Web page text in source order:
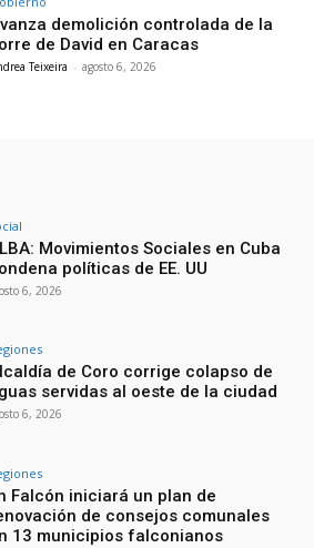
demolición controlada de la
de David en Caracas
Teixeira - agosto 6, 2026
Movimientos Sociales en Cuba
políticas de EE. UU
6, 2026
de Coro corrige colapso de
servidas al oeste de la ciudad
6, 2026
Falcón iniciará un plan de
de consejos comunales
13 municipios falconianos